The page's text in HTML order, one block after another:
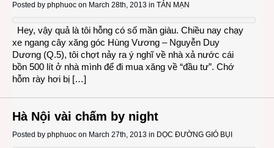
Posted by phphuoc on March 28th, 2013 in TẢN MẠN
Hey, vậy quả là tôi hỗng có số mần giàu. Chiều nay chạy
xe ngang cây xăng góc Hùng Vương – Nguyễn Duy
Dương (Q.5), tôi chợt nảy ra ý nghĩ về nhà xả nước cái
bồn 500 lít ở nhà mình để đi mua xăng về “đầu tư”. Chớ
hỗm rày hơi bị […]
Hà Nội vài chấm by night
Posted by phphuoc on March 27th, 2013 in DỌC ĐƯỜNG GIÓ BỤI